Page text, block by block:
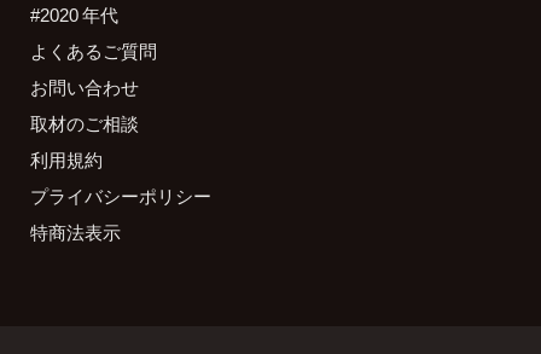
#2020 年代
よくあるご質問
お問い合わせ
取材のご相談
利用規約
プライバシーポリシー
特商法表示